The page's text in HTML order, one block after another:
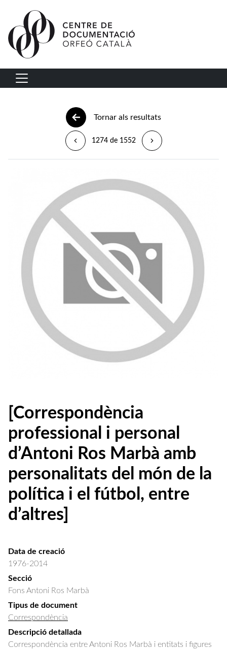
Vés al contingut
Navegació principal
Tornar als resultats
1274 de 1552
[Correspondència
professional i personal
d’Antoni Ros Marbà amb
personalitats del món de la
política i el fútbol, entre
d’altres]
Data de creació
1976-2014
Secció
Fons Antoni Ros Marbà
Tipus de document
Correspondència
Descripció detallada
Correspondència entre Antoni Ros Marbà i entitats i figures